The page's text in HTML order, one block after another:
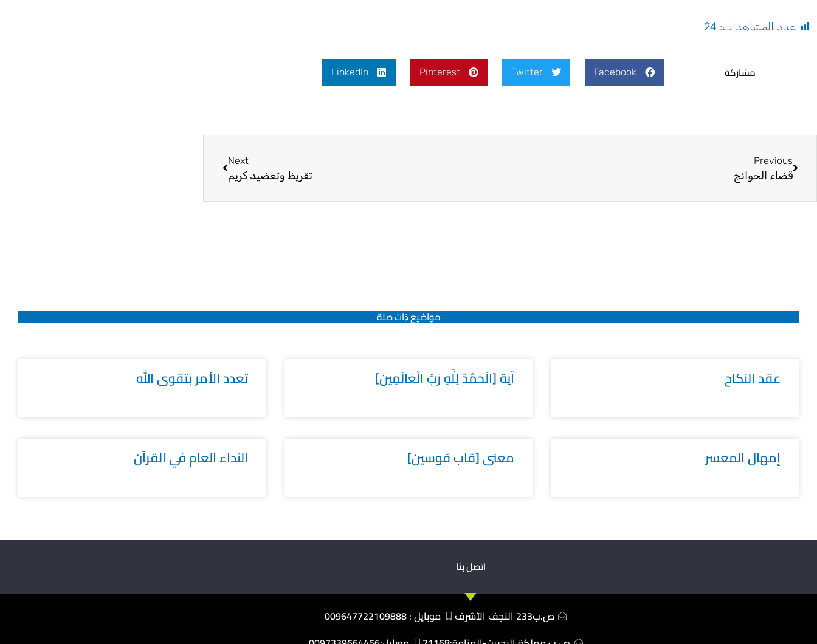
عدد المشاهدات: 24
مشاركة Facebook
Twitter
Pinterest
LinkedIn
Previous
قضاء الحوائج
Next
تقريظ وتعضيد كريم
مواضيع ﺫات صلة
عقد النكاح آية [الْحَمْدُ لِلَّهِ رَبِّ الْعَالَمِينَ] تعدد الأمر بتقوى الله
إمهال المعسر معنى [قاب قوسين] النداء العام في القرآن
اتصل بنا
ص.ب233 النجف الأشرف
موبايل : 009647722109888